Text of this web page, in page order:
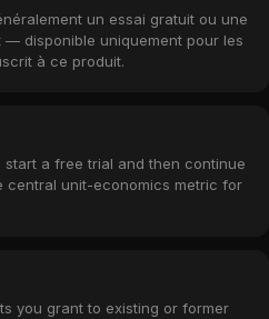
un essai gratuit ou une
disponible uniquement pour les
à ce produit.
a free trial and then continue
unit-economics metric for
you grant to existing or former